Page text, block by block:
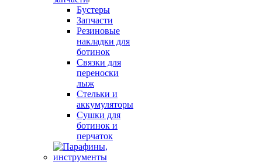
Бустеры
Запчасти
Резиновые
накладки для
ботинок
Связки для
переноски
лыж
Стельки и
аккумуляторы
Сушки для
ботинок и
перчаток